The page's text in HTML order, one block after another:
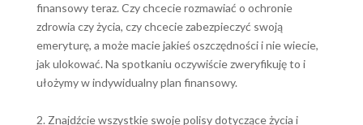
finansowy teraz. Czy chcecie rozmawiać o ochronie
zdrowia czy życia, czy chcecie zabezpieczyć swoją
emeryturę, a może macie jakieś oszczędności i nie wiecie,
jak ulokować. Na spotkaniu oczywiście zweryfikuję to i
ułożymy w indywidualny plan finansowy.
2. Znajdźcie wszystkie swoje polisy dotyczące życia i